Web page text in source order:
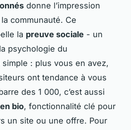
donne l’impression
communauté. Ce
la preuve sociale - un
psychologie du
simple : plus vous en avez,
ont tendance à vous
des 1 000, c’est aussi
bio, fonctionnalité clé pour
un site ou une offre. Pour